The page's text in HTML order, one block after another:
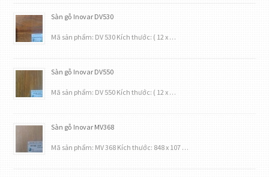
Sàn gỗ Inovar DV530
Mã sản phẩm: DV 530 Kích thước: ( 12 x …
Sàn gỗ Inovar DV550
Mã sản phẩm: DV 550 Kích thước: ( 12 x …
Sàn gỗ Inovar MV368
Mã sản phẩm: MV 368 Kích thước: 848 x 107 …